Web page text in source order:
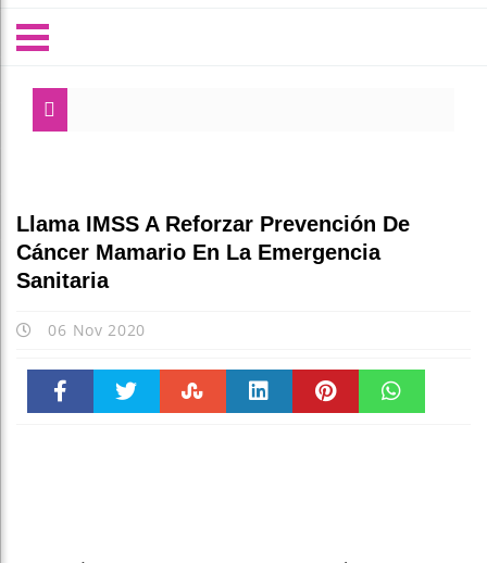
Llama IMSS A Reforzar Prevención De
Cáncer Mamario En La Emergencia
Sanitaria
06 Nov 2020